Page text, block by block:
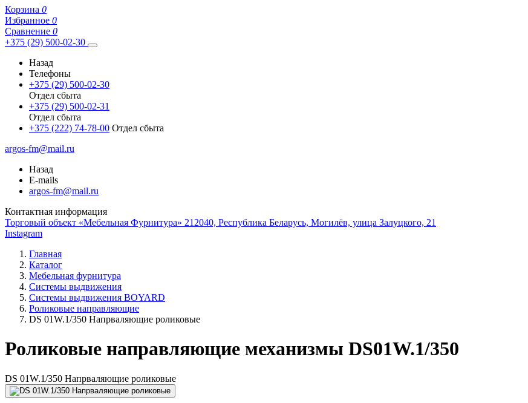
Корзина 0
Избранное 0
Сравнение 0
+375 (29) 500-02-30
Назад
Телефоны
+375 (29) 500-02-30
Отдел сбыта
+375 (29) 500-02-31
Отдел сбыта
+375 (222) 74-78-00 Отдел сбыта
argos-fm@mail.ru
Назад
E-mails
argos-fm@mail.ru
Контактная информация
Торговый объект «Мебельная Фурнитура» 212040, Республика Беларусь, Могилёв, улица Залуцкого, 21
Instagram
Главная
Каталог
Мебельная фурнитура
Системы выдвижения
Системы выдвижения BOYARD
Роликовые направляющие
DS 01W.1/350 Напрваляющие роликовые
Роликовые направляющие механизмы DS01W.1/350
DS 01W.1/350 Напрваляющие роликовые